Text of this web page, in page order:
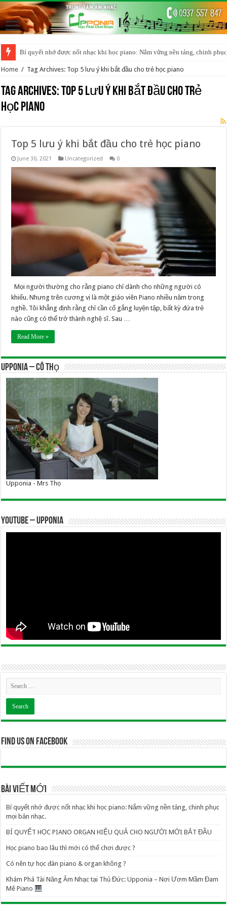
Bí quyết nhớ được nốt nhạc khi học piano: Nắm vững nền tảng, chinh
Home / Tag Archives: Top 5 lưu ý khi bắt đầu cho trẻ học piano
Tag Archives:Top 5 lưu ý khi bắt đầu cho trẻ
học piano
Top 5 lưu ý khi bắt đầu cho trẻ học piano
June 30, 2021 Uncategorized 0
Mọi người thường cho rằng piano chỉ dành cho những người có
khiếu. Nhưng trên cương vị là một giáo viên Piano nhiều năm trong
nghề. Tôi khẳng định rằng chỉ cần cố gắng luyện tập, bất kỳ đứa trẻ
nào cũng có thể trở thành nghệ sĩ. Sau …
Read More »
UPPONIA – Cô Thọ
Upponia - Mrs Thọ
YOUTUBE – UPPONIA
Find us on Facebook
BÀI VIẾT MỚI
Bí quyết nhớ được nốt nhạc khi học piano: Nắm vững nền tảng, chinh phục
mọi bản nhạc.
BÍ QUYẾT HỌC PIANO ORGAN HIỆU QUẢ CHO NGƯỜI MỚI BẮT ĐẦU
Học piano bao lâu thì mới có thể chơi được ?
Có nên tự học đàn piano & organ không ?
Khám Phá Tài Năng Âm Nhạc tại Thủ Đức: Upponia – Nơi Ươm Mầm Đam
Mê Piano